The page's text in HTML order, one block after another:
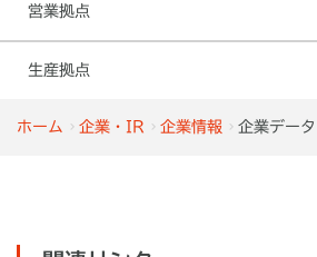
営業拠点
生産拠点
ホーム 企業・IR 企業情報 企業データ